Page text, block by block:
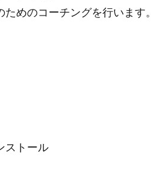
めのコーチングを行います。
ストール